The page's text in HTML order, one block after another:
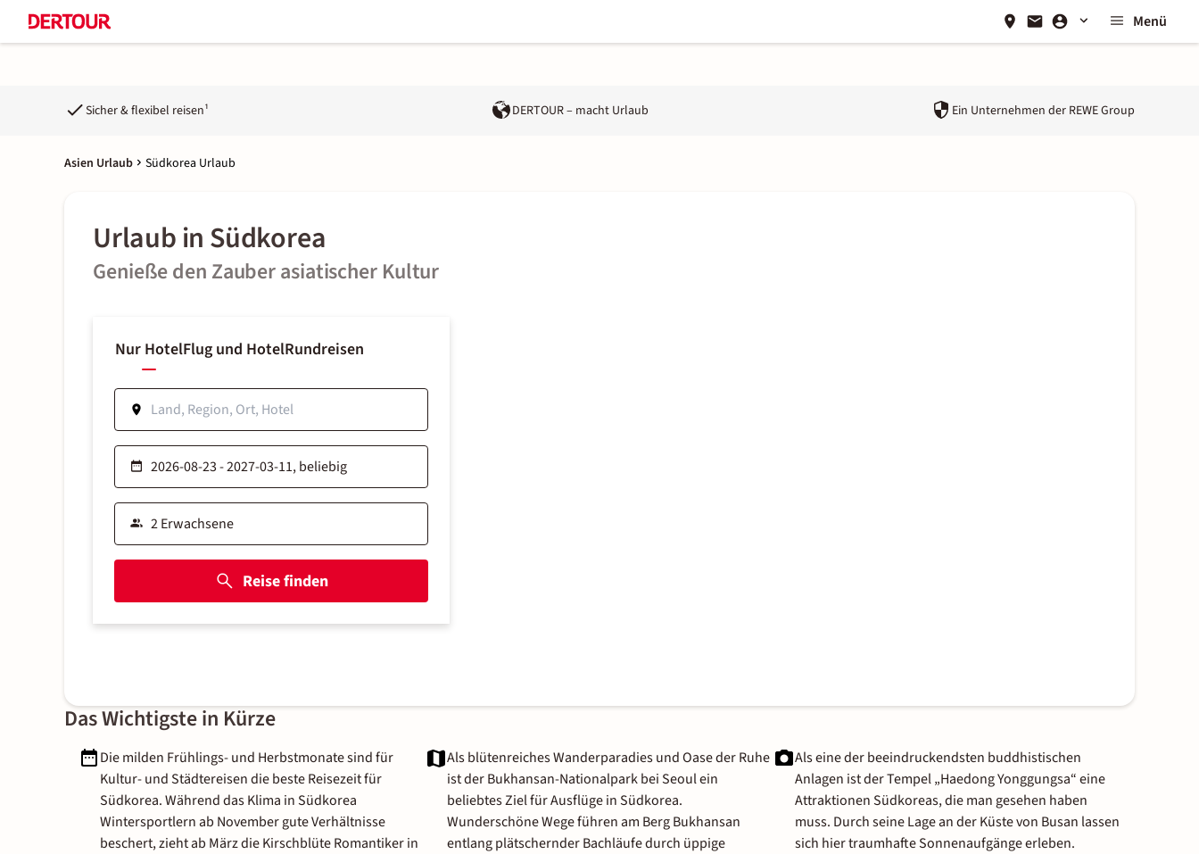
Menü
Sicher & flexibel reisen¹ DERTOUR – macht Urlaub Ein Unternehmen der REWE Group
Asien Urlaub Südkorea Urlaub
Urlaub in Südkorea
Genieße den Zauber asiatischer Kultur
Nur HotelFlug und HotelRundreisen
Reise finden
Das Wichtigste in Kürze
Die milden Frühlings- und Herbstmonate sind für
Kultur- und Städtereisen die beste Reisezeit für
Südkorea. Während das Klima in Südkorea
Wintersportlern ab November gute Verhältnisse
beschert, zieht ab März die Kirschblüte Romantiker in
Als blütenreiches Wanderparadies und Oase der Ruhe
ist der Bukhansan-Nationalpark bei Seoul ein
beliebtes Ziel für Ausflüge in Südkorea.
Wunderschöne Wege führen am Berg Bukhansan
entlang plätschernder Bachläufe durch üppige
Als eine der beeindruckendsten buddhistischen
Anlagen ist der Tempel „Haedong Yonggungsa“ eine
Attraktionen Südkoreas, die man gesehen haben
muss. Durch seine Lage an der Küste von Busan lassen
sich hier traumhafte Sonnenaufgänge erleben.